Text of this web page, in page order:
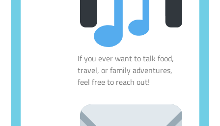
If you ever want to talk food,
travel, or family adventures,
feel free to reach out!